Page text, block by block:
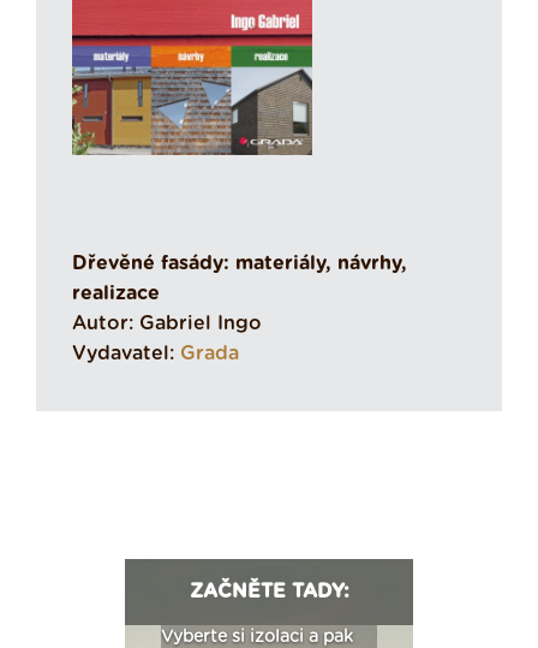
Dřevěné fasády: materiály, návrhy,
realizace
Autor: Gabriel Ingo
Vydavatel: Grada
ZAČNĚTE TADY:
Vyberte si izolaci a pak